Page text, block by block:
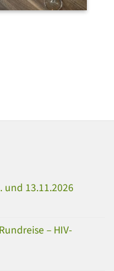
und 13.11.2026
– HIV-